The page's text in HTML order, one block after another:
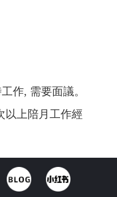
作, 需要面議。
以上陪月工作經